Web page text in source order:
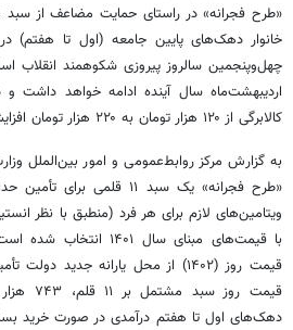
«طرح فجرانه» در راستای حمایت مضاعف از سبد
خانوار دهک‌های پایین جامعه (اول تا هفتم)
چهل‌وپنجمین
کالابرگی از ۱۲۰ هزار تومان به ۲۲۰ هزار تومان افزایش خواهد یافت.
به گزارش مرکز روابط‌عمومی و امور بین‌الملل
«طرحفجرانه
» یک سبد ۱۱ قلمی برای
ویتامین‌های لازم برای هر فرد (منطبق با نظر
با قیمت‌های مبنای سال
قیمت روز (۱۴۰۲) از محل یارانه